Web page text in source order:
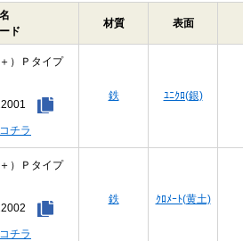
ド
材質 表面
）Ｐタイプ
チラ
鉄 ﾕﾆｸﾛ(銀)
）Ｐタイプ
チラ
鉄 ｸﾛﾒｰﾄ(黄土)